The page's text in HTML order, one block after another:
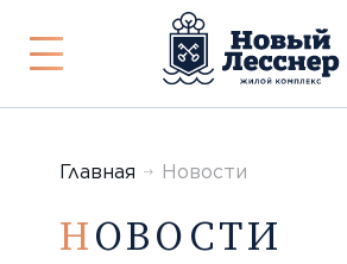
Показать
скрыть
Главная
Новости
НОВОСТИ